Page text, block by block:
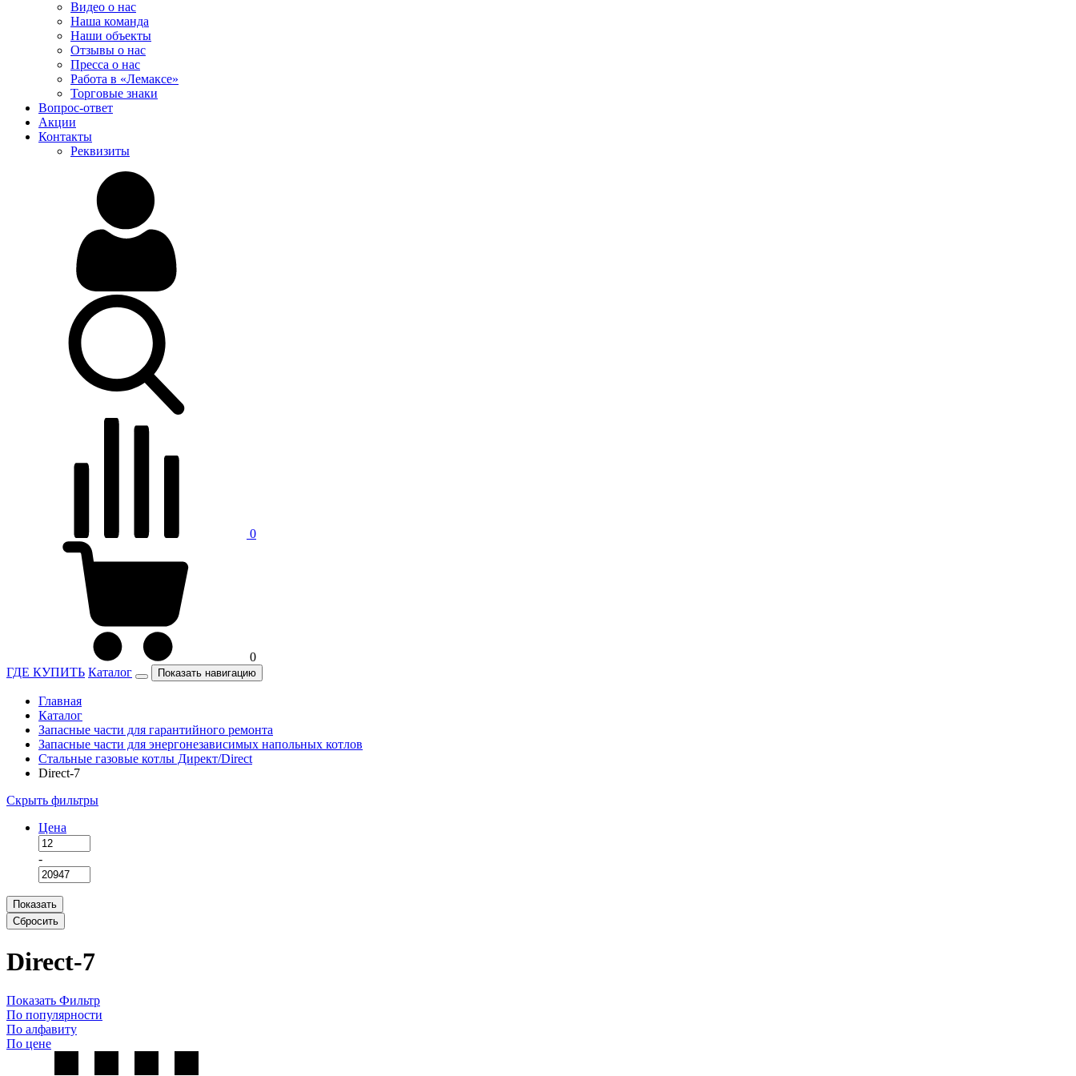
Видео о нас
Наша команда
Наши объекты
Отзывы о нас
Пресса о нас
Работа в «Лемаксе»
Торговые знаки
Вопрос-ответ
Акции
Контакты
Реквизиты
0
0
ГДЕ КУПИТЬ Каталог Показать навигацию
Главная
Каталог
Запасные части для гарантийного ремонта
Запасные части для энергонезависимых напольных котлов
Стальные газовые котлы Директ/Direct
Direct-7
Скрыть фильтры
Цена
-
Показать
Сбросить
Direct-7
Показать Фильтр
По популярности
По алфавиту
По цене